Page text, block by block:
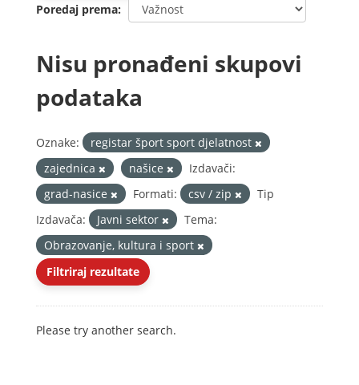
Poredaj prema
Nisu pronađeni skupovi
podataka
Oznake:
registar šport sport djelatnost
zajednica
našice
Izdavači:
grad-nasice
Formati: csv / zip
Tip
Izdavača:
Javni sektor
Tema:
Obrazovanje, kultura i sport
Filtriraj rezultate
Please try another search.